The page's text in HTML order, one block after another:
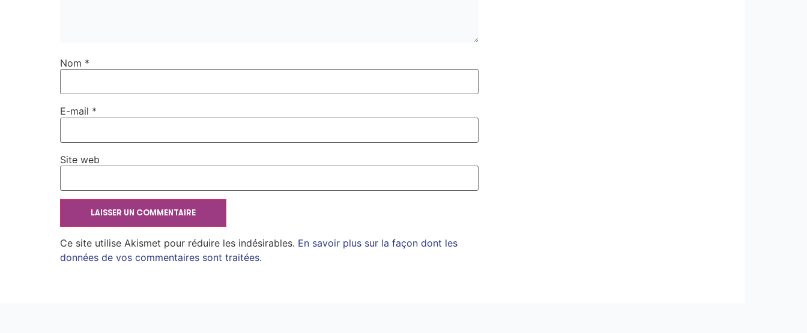
Nom *
E-mail *
Site web
Ce site utilise Akismet pour réduire les indésirables. En savoir plus sur la façon dont les
données de vos commentaires sont traitées.